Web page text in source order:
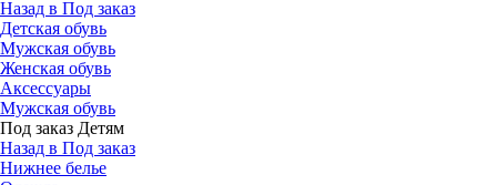
Назад в Под заказ
Детская обувь
Мужская обувь
Женская обувь
Аксессуары
Мужская обувь
Под заказ Детям
Назад в Под заказ
Нижнее белье